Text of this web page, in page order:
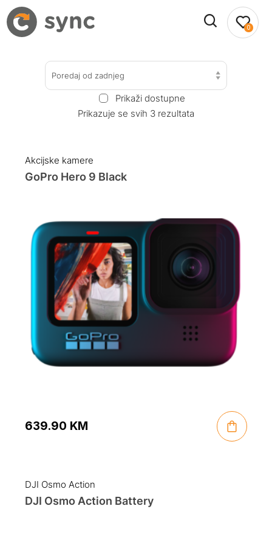
0
Poredaj od zadnjeg
Prikaži dostupne
Prikazuje se svih 3 rezultata
Akcijske kamere
GoPro Hero 9 Black
639.90 KM
DJI Osmo Action
DJI Osmo Action Battery